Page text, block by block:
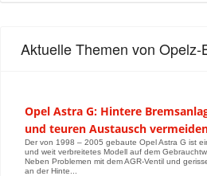
Aktuelle Themen von Opelz-
Opel Astra G: Hintere
und teuren Austausch
Der von 1998 – 2005 gebaute Opel Astra G ist
und weit verbreitetes Modell auf dem
Neben Problemen mit dem AGR-Ventil und
an der Hinte...